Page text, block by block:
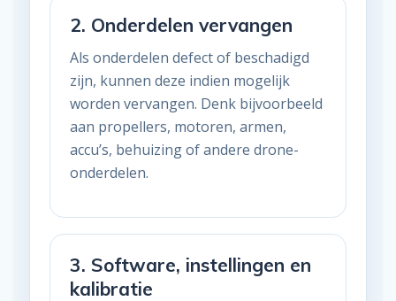
2. Onderdelen vervangen
Als onderdelen defect of beschadigd
zijn, kunnen deze indien mogelijk
worden vervangen. Denk bijvoorbeeld
aan propellers, motoren, armen,
accu’s, behuizing of andere drone-
onderdelen.
3. Software, instellingen en
kalibratie